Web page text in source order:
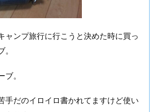
ャンプ旅行に行こうと決めた時に買っ
。
手だのイロイロ書かれてますけど使い